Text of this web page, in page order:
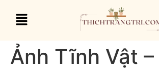
Ảnh Tĩnh Vật –